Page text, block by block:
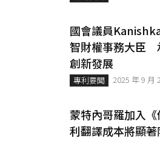
國會議員
智財權事務大臣
創新發展
專利要聞 2025 年 9 月
蒙特內哥羅加入
利翻譯成本將顯